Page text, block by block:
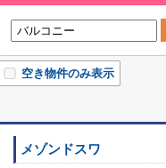
空き物件のみ表示
メゾンドスワ